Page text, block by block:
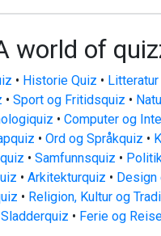
world of
• Historie Quiz • Litteratur
• Sport og Fritidsquiz •
• Computer og
• Ord og Språkquiz •
• Samfunnsquiz •
• Arkitekturquiz • Design
• Religion, Kultur og
Sladderquiz • Ferie og